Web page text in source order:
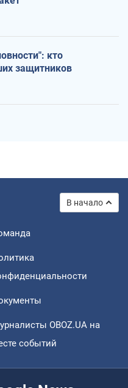
кто
защитников
В начало
OBOZ.UA на
событий